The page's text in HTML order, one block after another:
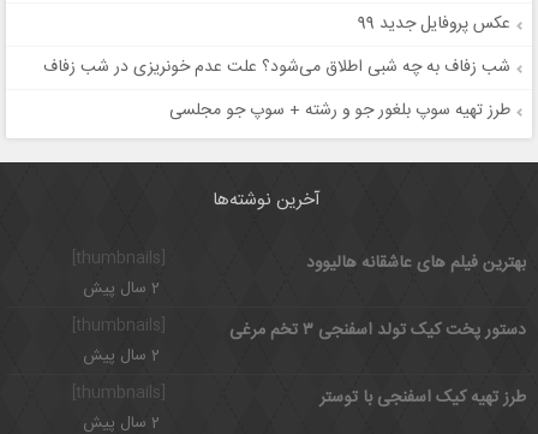
عکس پروفایل جدید 99
شب زفاف به چه شبی اطلاق می‌شود؟ علت عدم خونریزی در شب زفاف
طرز تهیه سوپ بلغور جو و رشته + سوپ جو مجلسی
آخرین نوشته‌ها
بهترین فیلم های عاشقانه هالیوود
2 سال پیش
[thumbnails]
دستور پخت کیک تولد اسفنجی ۳ تخم مرغی
2 سال پیش
طرز تهیه کیک اسفنجی با توستر
2 سال پیش